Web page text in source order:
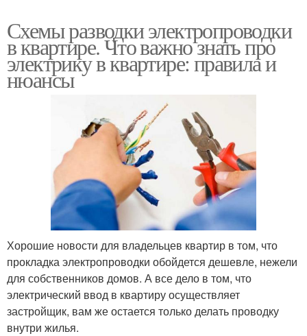
Схемы разводки электропроводки
в квартире. Что важно знать про
электрику в квартире: правила и
нюансы
Хорошие новости для владельцев квартир в том, что
прокладка электропроводки обойдется дешевле, нежели
для собственников домов. А все дело в том, что
электрический ввод в квартиру осуществляет
застройщик, вам же остается только делать проводку
внутри жилья.